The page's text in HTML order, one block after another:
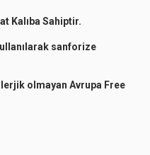
Kalıba Sahiptir.
sanforize
olmayan Avrupa Free